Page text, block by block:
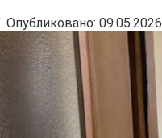
Опубликовано: 09.05.2026